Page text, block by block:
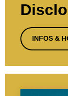
INFOS &